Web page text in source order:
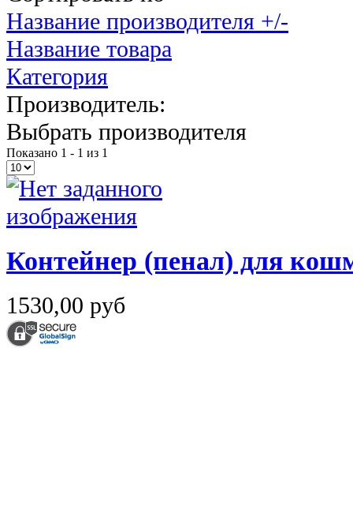
Название производителя +/-
Название товара
Категория
Производитель:
Выбрать производителя
Показано 1 - 1 из 1
Контейнер (пенал) для
1530,00 руб